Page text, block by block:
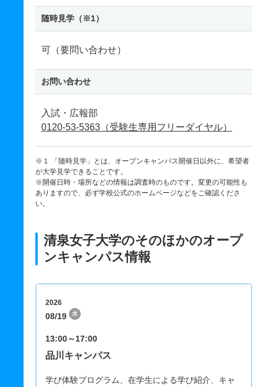
随時見学（※1）
可（要問い合わせ）
お問い合わせ
入試・広報部
0120-53-5363（受験生専用フリーダイヤル）
※１ 「随時見学」とは、オープンキャンパス開催日以外に、希望者
が大学見学できることです。
※開催日時・場所などの情報は調査時のものです。変更の可能性も
ありますので、必ず学校公式のホームページなどをご確認くださ
い。
清泉女子大学のそのほかのオープ
ンキャンパス情報
2026
08/19 水
13:00～17:00
品川キャンパス
学び体験プログラム、在学生による学び紹介、キャ